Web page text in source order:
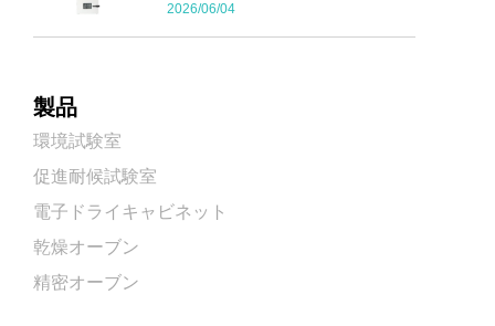
2026/06/04
製品
環境試験室
促進耐候試験室
電子ドライキャビネット
乾燥オーブン
精密オーブン